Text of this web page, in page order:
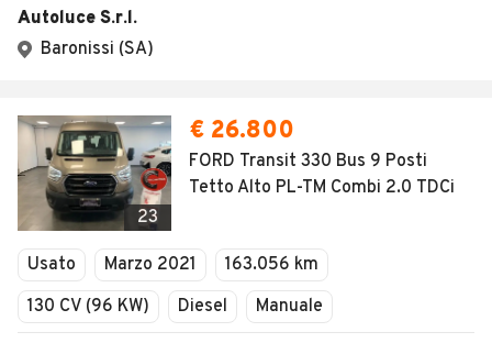
Autoluce S.r.l.
Baronissi (SA)
23
€ 26.800
FORD Transit 330 Bus 9 Posti
Tetto Alto PL-TM Combi 2.0 TDCi
Usato Marzo 2021
163.056 km
130 CV (96 KW)
Diesel Manuale